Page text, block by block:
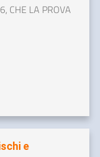
CHE LA PROVA
e